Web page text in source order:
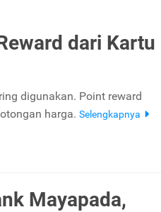
dari Kartu
digunakan. Point reward
harga. Selengkapnya
Mayapada,